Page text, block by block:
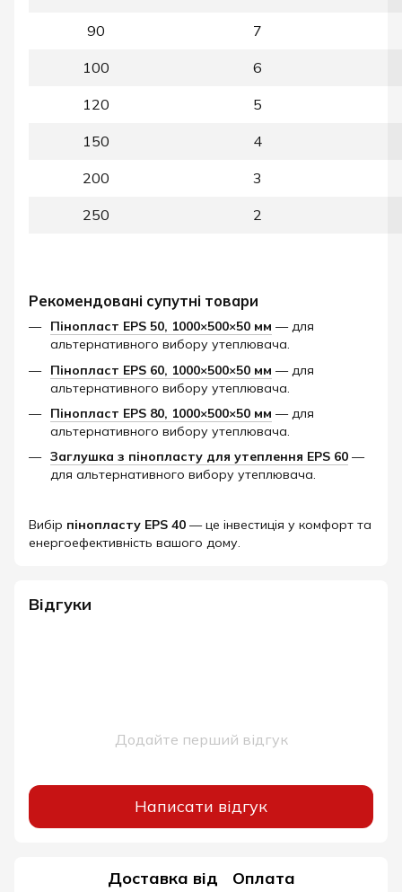
90 7
100 6
120 5
150 4
200 3
250 2
Рекомендовані супутні товари
Пінопласт EPS 50, 1000×500×50 мм — для
альтернативного вибору утеплювача.
Пінопласт EPS 60, 1000×500×50 мм — для
альтернативного вибору утеплювача.
Пінопласт EPS 80, 1000×500×50 мм — для
альтернативного вибору утеплювача.
Заглушка з пінопласту для утеплення EPS 60 —
для альтернативного вибору утеплювача.
Вибір пінопласту EPS 40 — це інвестиція у комфорт та
енергоефективність вашого дому.​
Відгуки
Додайте перший відгук
Написати відгук
Доставка від Оплата